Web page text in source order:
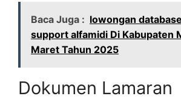
Baca Juga : lowongan
support alfamidi Di Kabupaten
Maret Tahun 2025
Dokumen Lamaran